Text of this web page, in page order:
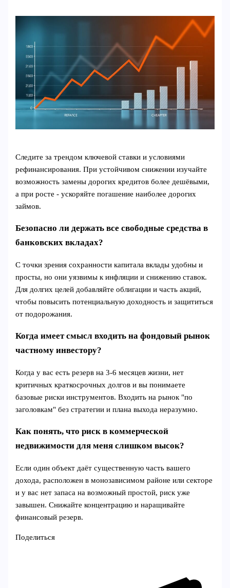
Следите за трендом ключевой ставки и условиями
рефинансирования. При устойчивом снижении изучайте
возможность замены дорогих кредитов более дешёвыми,
а при росте - ускоряйте погашение наиболее дорогих
займов.
Безопасно ли держать все свободные средства в
банковских вкладах?
С точки зрения сохранности капитала вклады удобны и
просты, но они уязвимы к инфляции и снижению ставок.
Для долгих целей добавляйте облигации и часть акций,
чтобы повысить потенциальную доходность и защититься
от подорожания.
Когда имеет смысл входить на фондовый рынок
частному инвестору?
Когда у вас есть резерв на 3-6 месяцев жизни, нет
критичных краткосрочных долгов и вы понимаете
базовые риски инструментов. Входить на рынок "по
заголовкам" без стратегии и плана выхода неразумно.
Как понять, что риск в коммерческой
недвижимости для меня слишком высок?
Если один объект даёт существенную часть вашего
дохода, расположен в монозависимом районе или секторе
и у вас нет запаса на возможный простой, риск уже
завышен. Снижайте концентрацию и наращивайте
финансовый резерв.
Поделиться